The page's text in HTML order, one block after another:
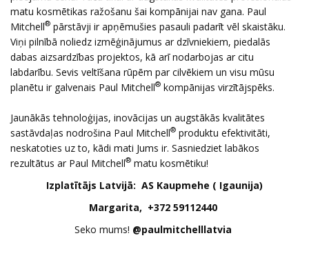
matu kosmētikas ražošanu šai kompānijai nav gana. Paul
Mitchell® pārstāvji ir apņēmušies pasauli padarīt vēl skaistāku.
Viņi pilnībā noliedz izmēģinājumus ar dzīvniekiem, piedalās
dabas aizsardzības projektos, kā arī nodarbojas ar citu
labdarību. Sevis veltīšana rūpēm par cilvēkiem un visu mūsu
planētu ir galvenais Paul Mitchell® kompānijas virzītājspēks.
Jaunākās tehnoloģijas, inovācijas un augstākās kvalitātes
sastāvdaļas nodrošina Paul Mitchell® produktu efektivitāti,
neskatoties uz to, kādi mati Jums ir. Sasniedziet labākos
rezultātus ar Paul Mitchell® matu kosmētiku!
Izplatītājs Latvijā: AS Kaupmehe ( Igaunija)
Margarita, +372 59112440
Seko mums! @paulmitchelllatvia